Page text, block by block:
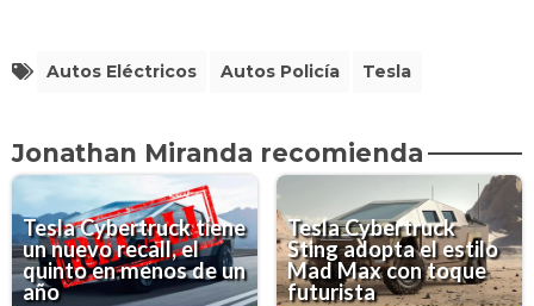
Autos Eléctricos Autos Policía Tesla
Jonathan Miranda recomienda
Tesla Cybertruck tiene
un nuevo recall, el
quinto en menos de un
año
Tesla Cybertruck
Sting adopta el estilo
Mad Max con toque
futurista